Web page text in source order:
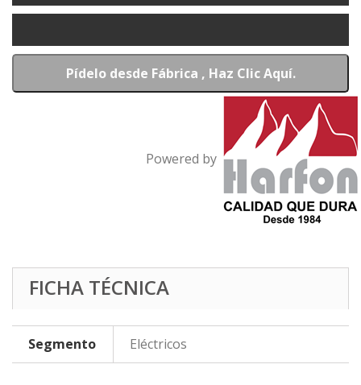
Pídelo desde Fábrica , Haz Clic Aquí.
Powered by
FICHA TÉCNICA
Segmento Eléctricos